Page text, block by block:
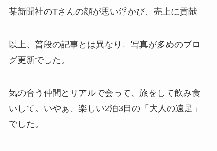
某新聞社のTさんの顔が思い浮かび、売上に貢献
以上、普段の記事とは異なり、写真が多めのブロ
グ更新でした。
気の合う仲間とリアルで会って、旅をして飲み食
いして。いやぁ、楽しい2泊3日の「大人の遠足」
でした。